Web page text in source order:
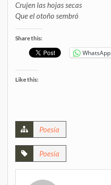
Crujen las hojas secas
Que el otoño sembró
Share this:
WhatsApp
Like this:
Poesía
Poesía